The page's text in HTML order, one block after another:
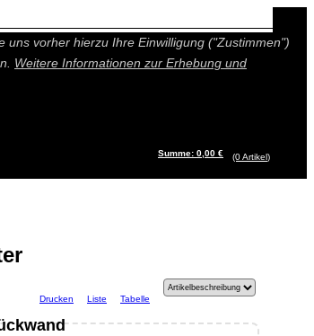
Angebot bieten (Marketing- und
uns vorher hierzu Ihre Einwilligung ("Zustimmen")
Weitere Informationen zur Erhebung und
Summe: 0,00 € (0Artikel)
Drucken Liste Tabelle